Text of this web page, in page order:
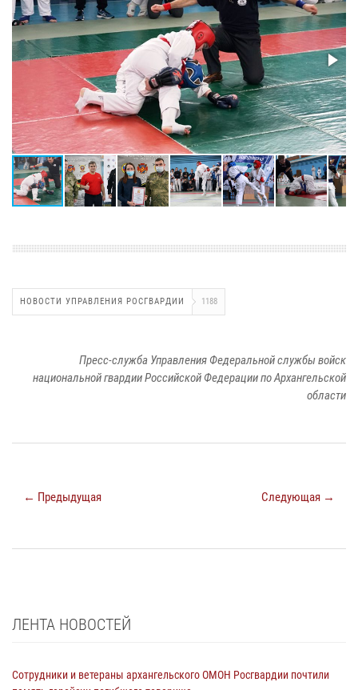
НОВОСТИ УПРАВЛЕНИЯ РОСГВАРДИИ 1188
Пресс-служба Управления Федеральной службы войск
национальной гвардии Российской Федерации по Архангельской
области
← Предыдущая Следующая →
ЛЕНТА НОВОСТЕЙ
Сотрудники и ветераны архангельского ОМОН Росгвардии почтили